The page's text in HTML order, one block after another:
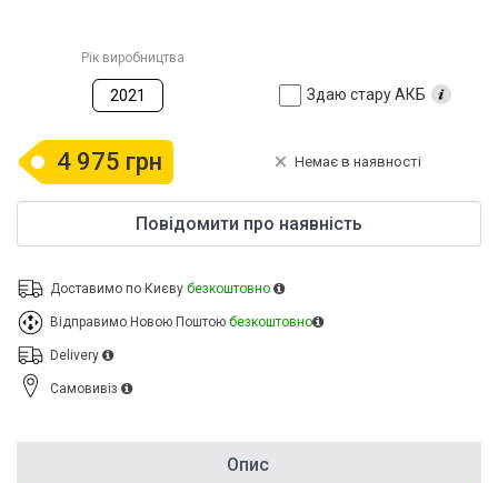
Рік виробництва
2021 Здаю стару АКБ
4 975 грн Немає в наявності
Повідомити про наявність
Доставимо по Києву безкоштовно
Відправимо Новою Поштою безкоштовно
Delivery
Cамовивіз
Опис